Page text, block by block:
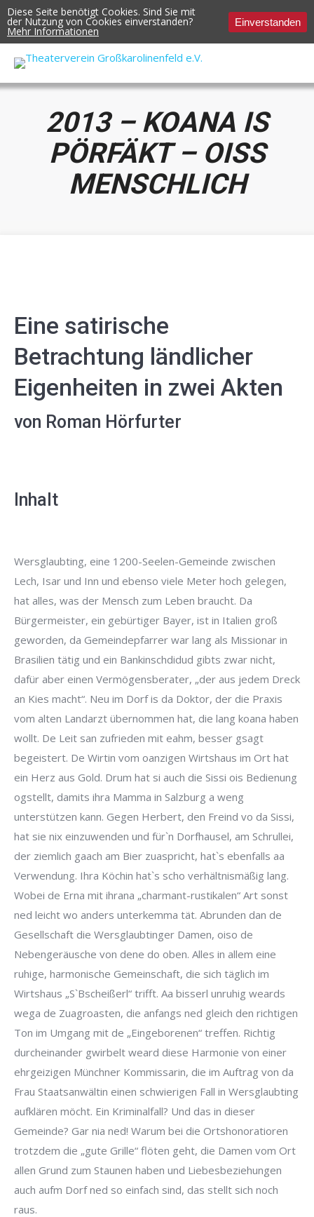
2013 – KOANA IS
PÖRFÄKT – OISS
MENSCHLICH
Eine satirische
Betrachtung ländlicher
Eigenheiten in zwei Akten
von Roman Hörfurter
Inhalt
Wersglaubting, eine 1200-Seelen-Gemeinde zwischen
Lech, Isar und Inn und ebenso viele Meter hoch gelegen,
hat alles, was der Mensch zum Leben braucht. Da
Bürgermeister, ein gebürtiger Bayer, ist in Italien groß
geworden, da Gemeindepfarrer war lang als Missionar in
Brasilien tätig und ein Bankinschdidud gibts zwar nicht,
dafür aber einen Vermögensberater, „der aus jedem Dreck
an Kies macht“. Neu im Dorf is da Doktor, der die Praxis
vom alten Landarzt übernommen hat, die lang koana haben
wollt. De Leit san zufrieden mit eahm, besser gsagt
begeistert. De Wirtin vom oanzigen Wirtshaus im Ort hat
ein Herz aus Gold. Drum hat si auch die Sissi ois Bedienung
ogstellt, damits ihra Mamma in Salzburg a weng
unterstützen kann. Gegen Herbert, den Freind vo da Sissi,
hat sie nix einzuwenden und für`n Dorfhausel, am Schrullei,
der ziemlich gaach am Bier zuaspricht, hat`s ebenfalls aa
Verwendung. Ihra Köchin hat`s scho verhältnismäßig lang.
Wobei de Erna mit ihrana „charmant-rustikalen“ Art sonst
ned leicht wo anders unterkemma tät. Abrunden dan de
Gesellschaft die Wersglaubtinger Damen, oiso de
Nebengeräusche von dene do oben. Alles in allem eine
ruhige, harmonische Gemeinschaft, die sich täglich im
Wirtshaus „S`Bscheißerl“ trifft. Aa bisserl unruhig weards
wega de Zuagroasten, die anfangs ned gleich den richtigen
Ton im Umgang mit de „Eingeborenen“ treffen. Richtig
durcheinander gwirbelt weard diese Harmonie von einer
ehrgeizigen Münchner Kommissarin, die im Auftrag von da
Frau Staatsanwältin einen schwierigen Fall in Wersglaubting
aufklären möcht. Ein Kriminalfall? Und das in dieser
Gemeinde? Gar nia ned! Warum bei die Ortshonoratioren
trotzdem die „gute Grille“ flöten geht, die Damen vom Ort
allen Grund zum Staunen haben und Liebesbeziehungen
auch aufm Dorf ned so einfach sind, das stellt sich noch
raus.
Diese Seite benötigt Cookies. Sind Sie mit
der Nutzung von Cookies einverstanden?
Mehr Informationen
Einverstanden